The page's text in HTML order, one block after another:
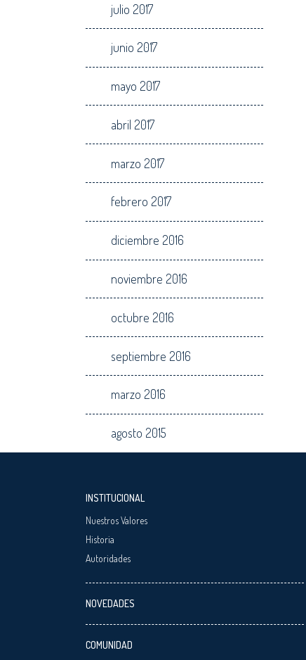
julio 2017
junio 2017
mayo 2017
abril 2017
marzo 2017
febrero 2017
diciembre 2016
noviembre 2016
octubre 2016
septiembre 2016
marzo 2016
agosto 2015
INSTITUCIONAL
Nuestros Valores
Historia
Autoridades
NOVEDADES
COMUNIDAD